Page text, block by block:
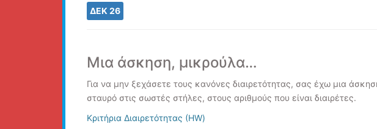
ΔΕΚ 26
Μια άσκηση, μικρούλα…
Για να μην ξεχάσετε τους κανόνες διαιρετότητας, σας έχω μια
σταυρό στις σωστές στήλες, στους αριθμούς που είναι διαιρέτες.
Κριτήρια Διαιρετότητας (ΗW)